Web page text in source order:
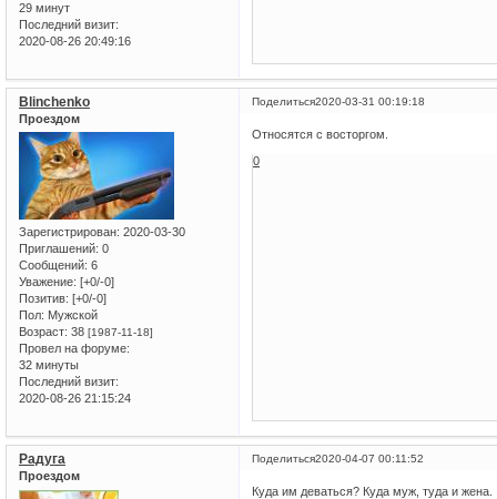
29 минут
Последний визит:
2020-08-26 20:49:16
Поделиться2020-03-31 00:19:18
Blinchenko
Проездом
Зарегистрирован: 2020-03-30
Приглашений: 0
Сообщений: 6
Уважение: [+0/-0]
Позитив: [+0/-0]
Пол: Мужской
Возраст: 38 [1987-11-18]
Провел на форуме:
32 минуты
Последний визит:
2020-08-26 21:15:24
Относятся с восторгом.
0
Поделиться2020-04-07 00:11:52
Радуга
Проездом
Куда им деваться? Куда муж, туда и жена.